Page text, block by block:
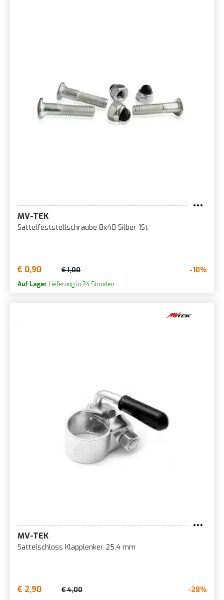
MV-TEK
Sattelfeststellschraube 8x40 Silber 1St
€ 0,90 € 1,00 -10%
Auf Lager Lieferung in 24 Stunden
MV-TEK
Sattelschloss Klapplenker 25,4 mm
€ 2,90 € 4,00 -28%